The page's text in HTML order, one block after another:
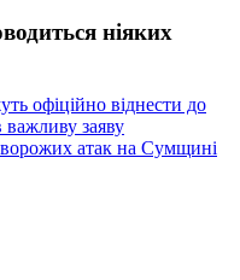
ніяких
офіційно віднести до
заяву
атак на Сумщині